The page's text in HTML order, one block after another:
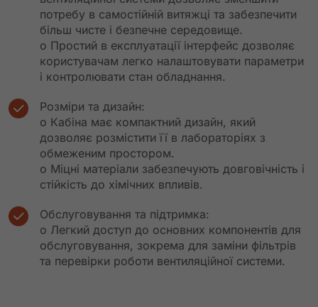
потребу в самостійній витяжці та забезпечити
більш чисте і безпечне середовище.
o Простий в експлуатації інтерфейс дозволяє
користувачам легко налаштовувати параметри
і контролювати стан обладнання.
Розміри та дизайн:
o Кабіна має компактний дизайн, який
дозволяє розмістити її в лабораторіях з
обмеженим простором.
o Міцні матеріали забезпечують довговічність і
стійкість до хімічних впливів.
Обслуговування та підтримка:
o Легкий доступ до основних компонентів для
обслуговування, зокрема для заміни фільтрів
та перевірки роботи вентиляційної системи.